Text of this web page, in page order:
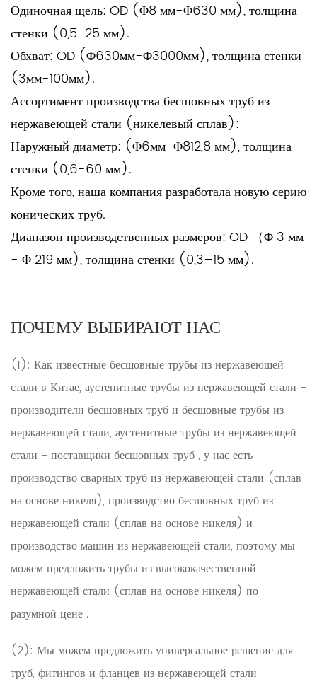
Одиночная щель: OD (Φ8 мм-Φ630 мм), толщина
стенки (0,5-25 мм).
Обхват: OD (Φ630мм-Φ3000мм), толщина стенки
(3мм-100мм).
Ассортимент производства бесшовных труб из
нержавеющей стали (никелевый сплав):
Наружный диаметр: (Φ6мм-Φ812,8 мм), толщина
стенки (0,6-60 мм).
Кроме того, наша компания разработала новую серию
конических труб.
Диапазон производственных размеров: OD （Φ 3 мм
- Φ 219 мм), толщина стенки (0,3–15 мм).
ПОЧЕМУ ВЫБИРАЮТ НАС
(1): Как известныебесшовные трубы из нержавеющей
стали в Китае, аустенитные трубы из нержавеющей стали -
производители бесшовных труби бесшовные трубы из
нержавеющей стали, аустенитные трубы из нержавеющей
стали - поставщики бесшовных труб, у нас есть
производство сварных труб из нержавеющей стали (сплав
на основе никеля), производство бесшовных труб из
нержавеющей стали (сплав на основе никеля) и
производство машин из нержавеющей стали, поэтому мы
можем предложить трубы из высококачественной
нержавеющей стали (сплав на основе никеля) по
разумной цене .
(2): Мы можем предложить универсальное решение для
труб, фитингов и фланцев из нержавеющей стали